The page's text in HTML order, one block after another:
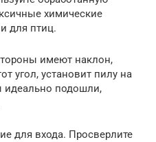
химические
для птиц.
имеют наклон,
угол, установит пилу на
идеально подошли,
для входа. Просверлите